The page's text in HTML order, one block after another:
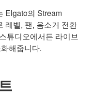
Elgato의 Stream
레벨, 팬, 음소거 전환
튜디오에서든 라이브
해줍니다.